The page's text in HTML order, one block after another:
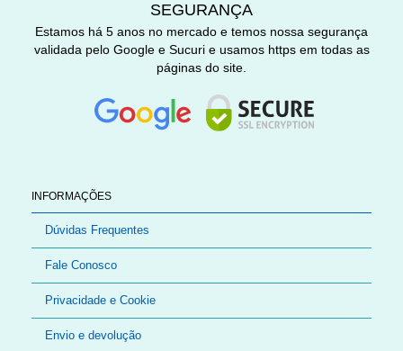
INFORMAÇÕES
Dúvidas Frequentes
Fale Conosco
Privacidade e Cookie
Envio e devolução
SEGURANÇA
Estamos há 5 anos no mercado e temos nossa segurança
validada pelo Google e Sucuri e usamos https em todas as
páginas do site.